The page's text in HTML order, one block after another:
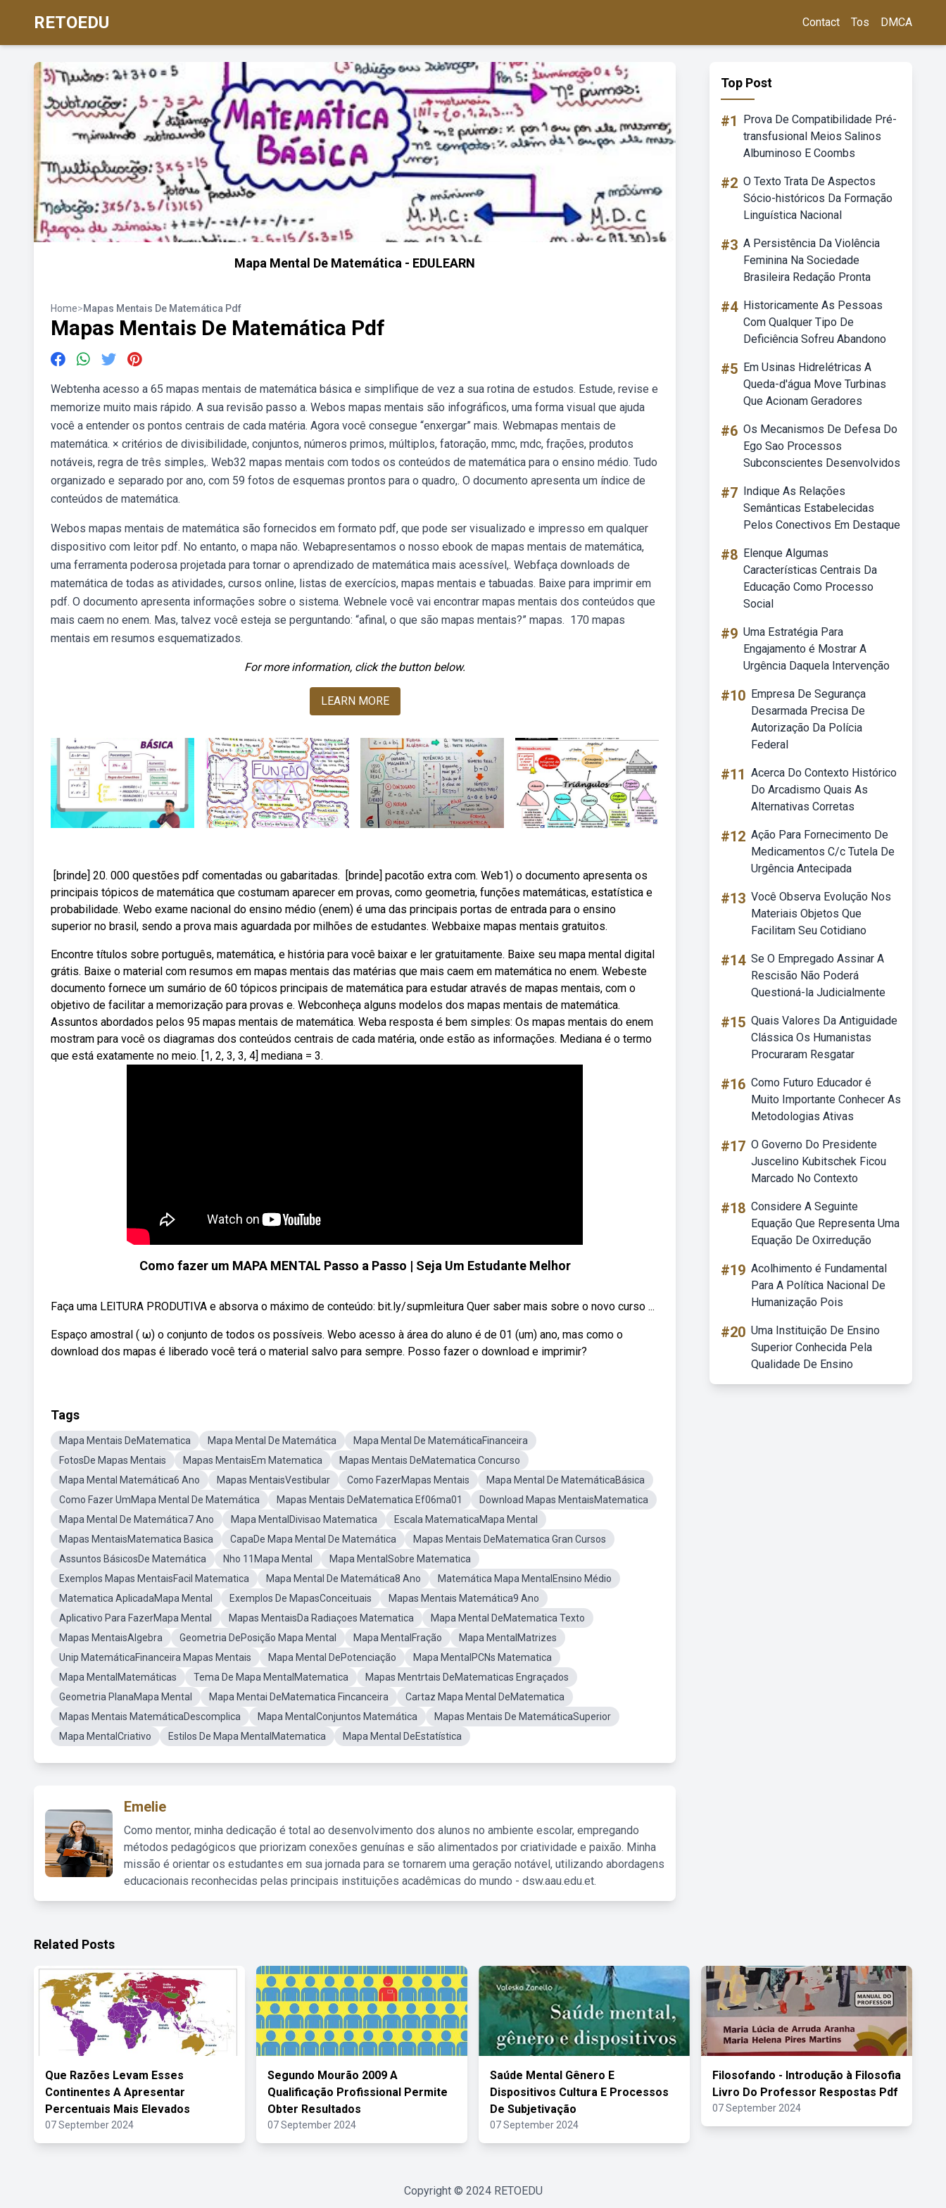
RETOEDU Contact Tos DMCA
Mapa Mental De Matemática - EDULEARN
Home>Mapas Mentais De Matemática Pdf
Mapas Mentais De Matemática Pdf
Webtenha acesso a 65 mapas mentais de matemática básica e simplifique de vez a sua rotina de estudos. Estude, revise e
memorize muito mais rápido. A sua revisão passo a. Webos mapas mentais são infográficos, uma forma visual que ajuda
você a entender os pontos centrais de cada matéria. Agora você consegue “enxergar” mais. Webmapas mentais de
matemática. × critérios de divisibilidade, conjuntos, números primos, múltiplos, fatoração, mmc, mdc, frações, produtos
notáveis, regra de três simples,. Web32 mapas mentais com todos os conteúdos de matemática para o ensino médio. Tudo
organizado e separado por ano, com 59 fotos de esquemas prontos para o quadro,. O documento apresenta um índice de
conteúdos de matemática.
Webos mapas mentais de matemática são fornecidos em formato pdf, que pode ser visualizado e impresso em qualquer
dispositivo com leitor pdf. No entanto, o mapa não. Webapresentamos o nosso ebook de mapas mentais de matemática,
uma ferramenta poderosa projetada para tornar o aprendizado de matemática mais acessível,. Webfaça downloads de
matemática de todas as atividades, cursos online, listas de exercícios, mapas mentais e tabuadas. Baixe para imprimir em
pdf. O documento apresenta informações sobre o sistema. Webnele você vai encontrar mapas mentais dos conteúdos que
mais caem no enem. Mas, talvez você esteja se perguntando: “afinal, o que são mapas mentais?” mapas. ️ 170 mapas
mentais em resumos esquematizados.
For more information, click the button below.
LEARN MORE
️ [brinde] 20. 000 questões pdf comentadas ou gabaritadas. ️ [brinde] pacotão extra com. Web1) o documento apresenta os
principais tópicos de matemática que costumam aparecer em provas, como geometria, funções matemáticas, estatística e
probabilidade. Webo exame nacional do ensino médio (enem) é uma das principais portas de entrada para o ensino
superior no brasil, sendo a prova mais aguardada por milhões de estudantes. Webbaixe mapas mentais gratuitos.
Encontre títulos sobre português, matemática, e história para você baixar e ler gratuitamente. Baixe seu mapa mental digital
grátis. Baixe o material com resumos em mapas mentais das matérias que mais caem em matemática no enem. Webeste
documento fornece um sumário de 60 tópicos principais de matemática para estudar através de mapas mentais, com o
objetivo de facilitar a memorização para provas e. Webconheça alguns modelos dos mapas mentais de matemática.
Assuntos abordados pelos 95 mapas mentais de matemática. Weba resposta é bem simples: Os mapas mentais do enem
mostram para você os diagramas dos conteúdos centrais de cada matéria, onde estão as informações. Mediana é o termo
que está exatamente no meio. [1, 2, 3, 3, 4] mediana = 3.
Como fazer um MAPA MENTAL Passo a Passo | Seja Um Estudante Melhor
Faça uma LEITURA PRODUTIVA e absorva o máximo de conteúdo: bit.ly/supmleitura Quer saber mais sobre o novo curso ...
Espaço amostral ( ω) o conjunto de todos os possíveis. Webo acesso à área do aluno é de 01 (um) ano, mas como o
download dos mapas é liberado você terá o material salvo para sempre. Posso fazer o download e imprimir?
Tags
Mapa Mentais DeMatematica Mapa Mental De Matemática
Mapa Mental De MatemáticaFinanceira
FotosDe Mapas Mentais
Mapas MentaisEm Matematica
Mapas Mentais DeMatematica Concurso
Mapa Mental Matemática6 Ano
Mapas MentaisVestibular Como FazerMapas Mentais
Mapa Mental De MatemáticaBásica
Como Fazer UmMapa Mental De Matemática
Mapas Mentais DeMatematica Ef06ma01
Download Mapas MentaisMatematica
Mapa Mental De Matemática7 Ano
Mapa MentalDivisao Matematica
Escala MatematicaMapa Mental
Mapas MentaisMatematica Basica
CapaDe Mapa Mental De Matemática
Mapas Mentais DeMatematica Gran Cursos
Assuntos BásicosDe Matemática
Nho 11Mapa Mental
Mapa MentalSobre Matematica
Exemplos Mapas MentaisFacil Matematica
Mapa Mental De Matemática8 Ano
Matemática Mapa MentalEnsino Médio
Matematica AplicadaMapa Mental
Exemplos De MapasConceituais
Mapas Mentais Matemática9 Ano
Aplicativo Para FazerMapa Mental
Mapas MentaisDa Radiaçoes Matematica
Mapa Mental DeMatematica Texto
Mapas MentaisAlgebra
Geometria DePosição Mapa Mental Mapa MentalFração
Mapa MentalMatrizes
Unip MatemáticaFinanceira Mapas Mentais
Mapa Mental DePotenciação
Mapa MentalPCNs Matematica
Mapa MentalMatemáticas
Tema De Mapa MentalMatematica
Mapas Mentrtais DeMatematicas Engraçados
Geometria PlanaMapa Mental
Mapa Mentai DeMatematica Fincanceira
Cartaz Mapa Mental DeMatematica
Mapas Mentais MatemáticaDescomplica
Mapa MentalConjuntos Matemática
Mapas Mentais De MatemáticaSuperior
Mapa MentalCriativo
Estilos De Mapa MentalMatematica Mapa Mental DeEstatística
Emelie
Como mentor, minha dedicação é total ao desenvolvimento dos alunos no ambiente escolar, empregando
métodos pedagógicos que priorizam conexões genuínas e são alimentados por criatividade e paixão. Minha
missão é orientar os estudantes em sua jornada para se tornarem uma geração notável, utilizando abordagens
educacionais reconhecidas pelas principais instituições acadêmicas do mundo - dsw.aau.edu.et.
Top Post
#1
Prova De Compatibilidade Pré-
transfusional Meios Salinos
Albuminoso E Coombs
#2 O Texto Trata De Aspectos
Sócio-históricos Da Formação
Linguística Nacional
#3 A Persistência Da Violência
Feminina Na Sociedade
Brasileira Redação Pronta
#4 Historicamente As Pessoas
Com Qualquer Tipo De
Deficiência Sofreu Abandono
#5 Em Usinas Hidrelétricas A
Queda-d'água Move Turbinas
Que Acionam Geradores
#6 Os Mecanismos De Defesa Do
Ego Sao Processos
Subconscientes Desenvolvidos
#7 Indique As Relações
Semânticas Estabelecidas
Pelos Conectivos Em Destaque
#8 Elenque Algumas
Características Centrais Da
Educação Como Processo
Social
#9 Uma Estratégia Para
Engajamento é Mostrar A
Urgência Daquela Intervenção
#10 Empresa De Segurança
Desarmada Precisa De
Autorização Da Polícia
Federal
#11 Acerca Do Contexto Histórico
Do Arcadismo Quais As
Alternativas Corretas
#12 Ação Para Fornecimento De
Medicamentos C/c Tutela De
Urgência Antecipada
#13 Você Observa Evolução Nos
Materiais Objetos Que
Facilitam Seu Cotidiano
#14 Se O Empregado Assinar A
Rescisão Não Poderá
Questioná-la Judicialmente
#15 Quais Valores Da Antiguidade
Clássica Os Humanistas
Procuraram Resgatar
#16 Como Futuro Educador é
Muito Importante Conhecer As
Metodologias Ativas
#17 O Governo Do Presidente
Juscelino Kubitschek Ficou
Marcado No Contexto
#18 Considere A Seguinte
Equação Que Representa Uma
Equação De Oxirredução
#19 Acolhimento é Fundamental
Para A Política Nacional De
Humanização Pois
#20 Uma Instituição De Ensino
Superior Conhecida Pela
Qualidade De Ensino
Related Posts
Que Razões Levam Esses
Continentes A Apresentar
Percentuais Mais Elevados
07 September 2024
Segundo Mourão 2009 A
Qualificação Profissional Permite
Obter Resultados
07 September 2024
Saúde Mental Gênero E
Dispositivos Cultura E Processos
De Subjetivação
07 September 2024
Filosofando - Introdução à Filosofia
Livro Do Professor Respostas Pdf
07 September 2024
Copyright © 2024 RETOEDU